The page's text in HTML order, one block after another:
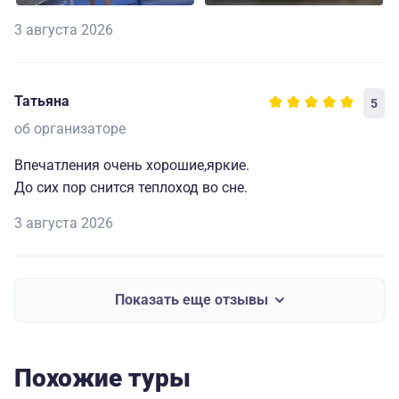
3 августа 2026
Татьяна 5
об организаторе
Впечатления очень хорошие,яркие.
До сих пор снится теплоход во сне.
3 августа 2026
Показать еще отзывы
Похожие туры